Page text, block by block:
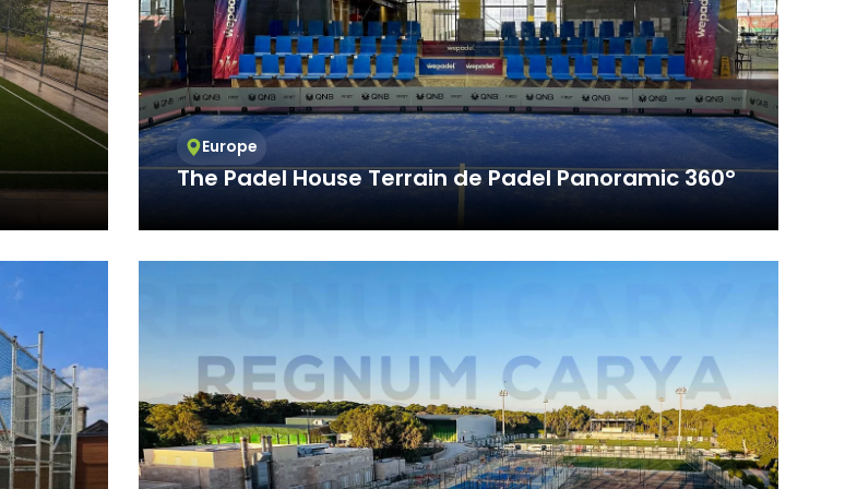
Europe
The Padel House Terrain de Padel Panoramic 360°
En tant que WePadel, nous avons mené à bien le projet de ...
Usul ve Esaslar Hakkında Yönetmelik’ten
üzere, kanuni ve sözleşmesel yükümlülüklerini yerine
ÇEREZ TÜRLERİ
internet sitesinin düzgün bir şekilde
Sitelerimizin ve sizin, ziyaretinizde güvenliğini,
kullanılırlar. Oturum çerezleri geçici çerezlerdir, siz
için kullanılır ve tarayıcılar vasıtasıyla cihazınızda
ziyaret ettiğiniz tarayıcınızı kapattıktan veya
sonra bile saklı kalır. Tarayıcınızın ayarlarından
alt klasörlerinde tutulurlar.
Sitesini kullanım amacınız gibi hususlar göz önünde
sunulması için kullanılabilmektedir.
Sitemizi aynı cihazla tekrardan ziyaret etmeniz
Sitemiz tarafından oluşturulmuş bir çerez olup
sizin siteyi daha önce ziyaret ettiğiniz anlaşılır ve size
ve böylelikle sizlere daha iyi bir hizmet sunulur.